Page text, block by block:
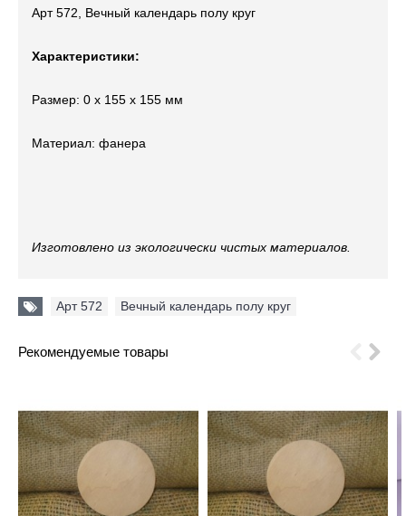
Арт 572, Вечный календарь полу круг
Характеристики:
Размер: 0 x 155 x 155 мм
Материал: фанера
Изготовлено из экологически чистых материалов.
Арт 572 Вечный календарь полу круг
Рекомендуемые товары